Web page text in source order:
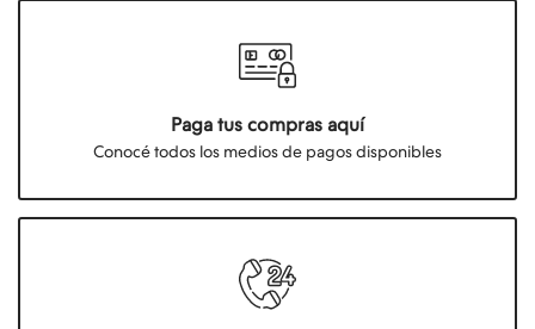
Paga tus compras aquí
Conocé todos los medios de pagos disponibles